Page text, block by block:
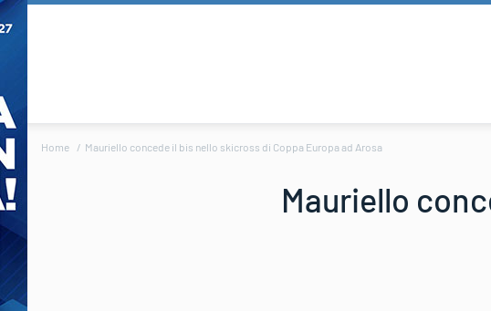
Home Mauriello concede il bis nello skicross di Coppa Europa ad Arosa
Mauriello